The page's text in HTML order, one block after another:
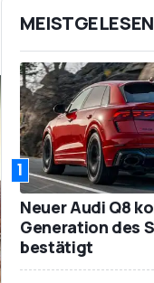
MEISTGELESEN
1
Neuer Audi Q8
Generation des
bestätigt